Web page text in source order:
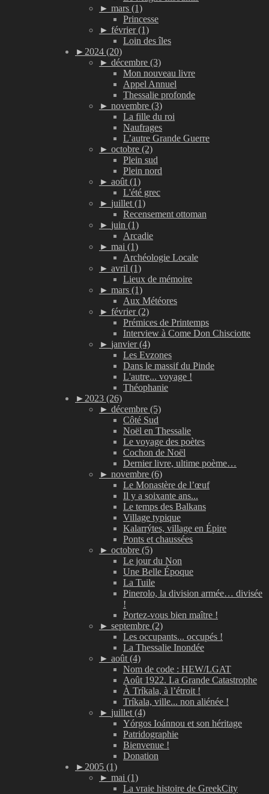
► mars (1)
Princesse
► février (1)
Loin des îles
► 2024 (20)
► décembre (3)
Mon nouveau livre
Appel Annuel
Thessalie profonde
► novembre (3)
La fille du roi
Naufrages
L’autre Grande Guerre
► octobre (2)
Plein sud
Plein nord
► août (1)
L'été grec
► juillet (1)
Recensement ottoman
► juin (1)
Arcadie
► mai (1)
Archéologie Locale
► avril (1)
Lieux de mémoire
► mars (1)
Aux Météores
► février (2)
Prémices de Printemps
Interview à Come Don Chisciotte
► janvier (4)
Les Evzones
Dans le massif du Pinde
L'autre... voyage !
Théophanie
► 2023 (26)
► décembre (5)
Côté Sud
Noël en Thessalie
Le voyage des poètes
Cochon de Noël
Dernier livre, ultime poème…
► novembre (6)
Le Monastère de l’œuf
Il y a soixante ans...
Le temps des Balkans
Village typique
Kalarrýtes, village en Épire
Ponts et chaussées
► octobre (5)
Le jour du Non
Une Belle Époque
La Tuile
Pinerolo, la division armée… divisée
!
Portez-vous bien maître !
► septembre (2)
Les occupants... occupés !
La Thessalie Inondée
► août (4)
Nom de code : HEW/LGAT
Août 1922. La Grande Catastrophe
À Tríkala, à l’étroit !
Tríkala, ville... non aliénée !
► juillet (4)
Yórgos Ioánnou et son héritage
Patridographie
Bienvenue !
Donation
► 2005 (1)
► mai (1)
La vraie histoire de GreekCity